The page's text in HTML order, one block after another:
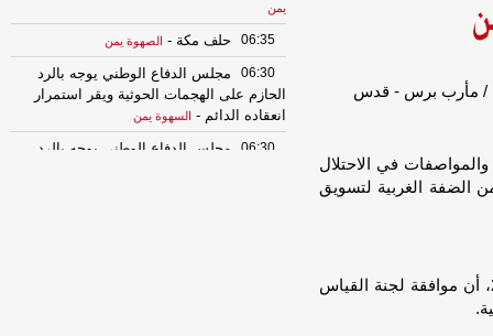
في الاحتلال
فلسطينية من الضفة الغربية لتسويق
وأضافت الصحيفة العبرية، اليوم الإثنين 29 نوفمبر 2021، أن موافقة لجنة القياس
يمن
06:35 حلف مكة - الصهوة يمن
06:30
مجلس الدفاع الوطني يوجه بالرد
الحازم على الهجمات الحوثية ويقر استمرار
انعقاده الدائم - السهوة يمن
06:30
مجلس الدفاع الوطني يوجه بالرد